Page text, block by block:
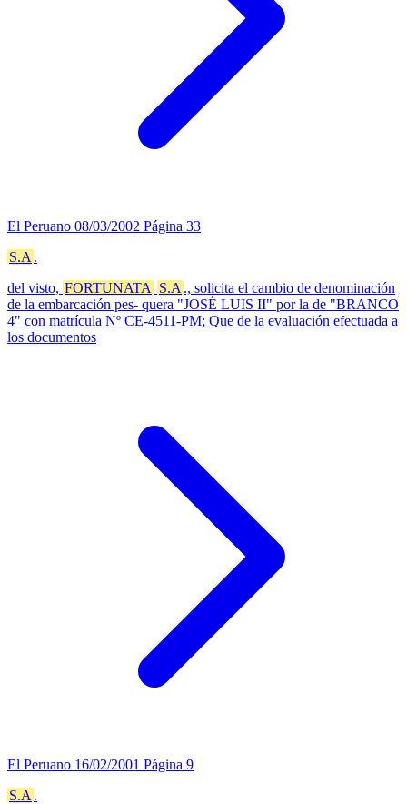
El Peruano 08/03/2002 Página 33
S.A .
del visto, FORTUNATA S.A ., solicita el cambio de denominación
de la embarcación pes- quera "JOSÉ LUIS II" por la de "BRANCO
4" con matrícula Nº CE-4511-PM; Que de la evaluación efectuada a
los documentos
El Peruano 16/02/2001 Página 9
S.A .